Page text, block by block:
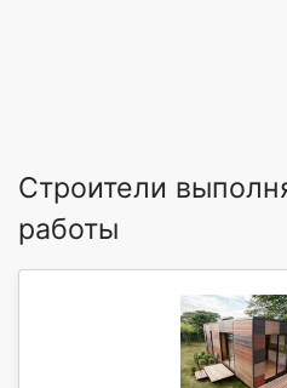
Строители
работы